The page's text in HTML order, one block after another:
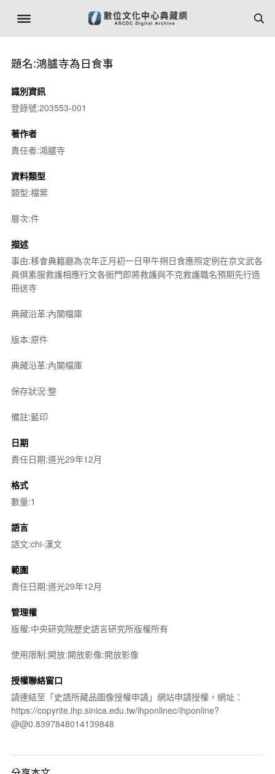
題名:鴻臚寺為日食事
識別資訊
登錄號:203553-001
著作者
責任者:鴻臚寺
資料類型
類型:檔案
層次:件
描述
事由:移會典籍廳為次年正月初一日甲午朔日食應照定例在京文武各
員俱素服救護相應行文各衙門即將救護與不克救護職名預期先行造
冊送寺
典藏沿革:內閣檔庫
版本:原件
典藏沿革:內閣檔庫
保存狀況:整
備註:藍印
日期
責任日期:道光29年12月
格式
數量:1
語言
語文:chi-漢文
範圍
責任日期:道光29年12月
管理權
版權:中央研究院歷史語言研究所版權所有
使用限制:開放:開放影像:開放影像
授權聯絡窗口
請連結至「史語所藏品圖像授權申請」網站申請授權，網址：
https://copyrite.ihp.sinica.edu.tw/ihponlinec/ihponline?
@@0.8397848014139848